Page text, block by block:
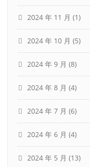
2024 年 11 月 (1)
2024 年 10 月 (5)
2024 年 9 月 (8)
2024 年 8 月 (4)
2024 年 7 月 (6)
2024 年 6 月 (4)
2024 年 5 月 (13)